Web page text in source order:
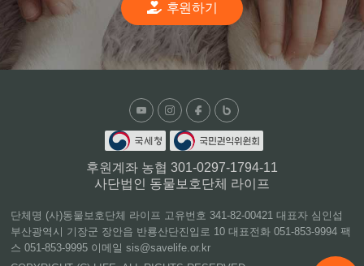
후원하기
후원계좌 농협 301-0297-1794-11
사단법인 동물보호단체 라이프
단체명 (사)동물보호단체 라이프 고유번호 341-82-00421 대표자 심인섭
부산광역시 기장군 장안읍 반룡산단진입로 10 대표전화 051-853-9994 팩
스 051-853-9995 이메일 sis@savelife.or.kr